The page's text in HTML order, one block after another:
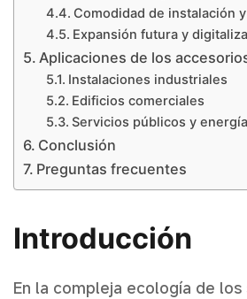
Comodidad de instalación
Expansión futura y
Aplicaciones de los
Instalaciones industriales
Edificios comerciales
Servicios públicos y
Conclusión
Preguntas frecuentes
Introducción
En la compleja ecología de